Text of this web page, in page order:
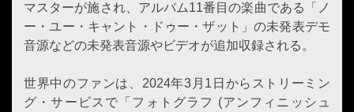
マスターが施され、アルバム11番目の楽曲である「ノ
ー・ユー・キャント・ドゥー・ザット」の未発表デモ
音源などの未発表音源やビデオが追加収録される。
世界中のファンは、2024年3月1日からストリーミン
グ・サービスで「フォトグラフ (アンフィニッシュ